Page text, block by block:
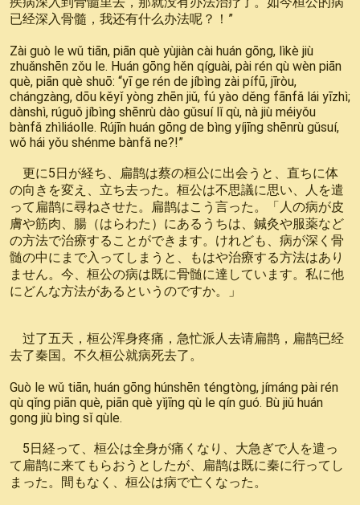
已经深入骨髓，我还有什么办法呢？！”
Zài guò le wǔ tiān, piān què yùjiàn cài huán gōng, lìkè jiù
zhuǎnshēn zǒu le. Huán gōng hěn qíguài, pài rén qù wèn piān
què, piān què shuō: “yī ge rén de jíbìng zài pífū, jīròu,
chángzàng, dōu kěyǐ yòng zhēn jiǔ, fú yào děng fānfǎ lái yīzhì;
dànshì, rúguǒ jíbìng shēnrù dào gǔsuí lǐ qù, nà jiù méiyǒu
bànfǎ zhìliáolle. Rújīn huán gōng de bìng yíjīng shēnrù gǔsuí,
wǒ hái yǒu shénme bànfǎ ne?!”
更に5日が経ち、扁鹊は蔡の桓公に出会うと、直ちに体
の向きを変え、立ち去った。桓公は不思議に思い、人を遣
って扁鹊に尋ねさせた。扁鹊はこう言った。「人の病が皮
膚や筋肉、腸（はらわた）にあるうちは、鍼灸や服薬など
の方法で治療することができます。けれども、病が深く骨
髄の中にまで入ってしまうと、もはや治療する方法はあり
ません。今、桓公の病は既に骨髄に達しています。私に他
にどんな方法があるというのですか。」
过了五天，桓公浑身疼痛，急忙派人去请扁鹊，扁鹊已经
去了秦国。不久桓公就病死去了。
Guò le wǔ tiān, huán gōng húnshēn téngtòng, jímáng pài rén
qù qǐng piān què, piān què yǐjīng qù le qín guó. Bù jiǔ huán
gong jiù bìng sǐ qùle.
5日経って、桓公は全身が痛くなり、大急ぎで人を遣っ
て扁鹊に来てもらおうとしたが、扁鹊は既に秦に行ってし
まった。間もなく、桓公は病で亡くなった。